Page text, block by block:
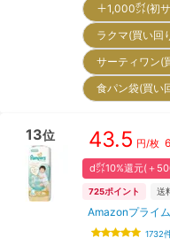
＋1,000㌽(初
ラクマ(買い
サーティワン
食パン袋(買
13位 43.5 円/枚
d㌽10%還元(＋
725ポイント 送
Amazonプライ
1732